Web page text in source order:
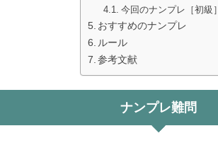
今回のナンプレ［初級］
おすすめのナンプレ
ルール
参考文献
ナンプレ難問